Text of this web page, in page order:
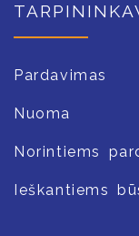
Pardavimas
Nuoma
Norintiems
Ieškantiems